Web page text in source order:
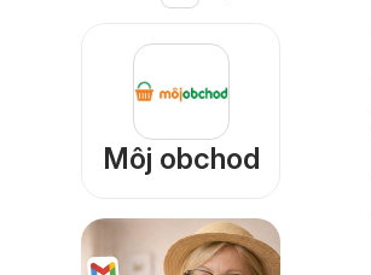
Môj obchod